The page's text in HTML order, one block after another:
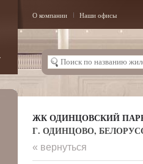
О компании Наши офисы
ЖК ОДИНЦОВСКИЙ
Г. ОДИНЦОВО,
« вернуться